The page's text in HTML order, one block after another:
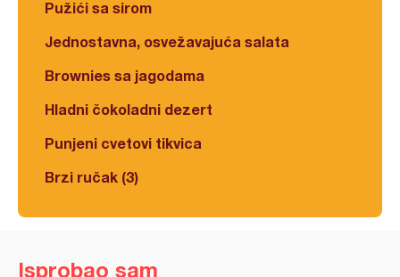
Pužići sa sirom
Jednostavna, osvežavajuća salata
Brownies sa jagodama
Hladni čokoladni dezert
Punjeni cvetovi tikvica
Brzi ručak (3)
Isprobao sam